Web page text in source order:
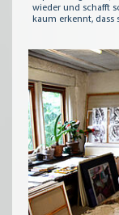
wieder und schafft
kaum erkennt, dass